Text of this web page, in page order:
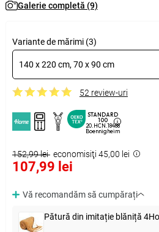
Galerie completă (9)
Variante de mărimi (3)
140 x 220 cm, 70 x 90 cm
52 review-uri
STANDARD
100
20.HCN.18488
Boennigheim
152,99 lei economisiţi 45,00 lei
107,99 lei
Vă recomandăm să cumpărați
Pătură din imitație blăniță